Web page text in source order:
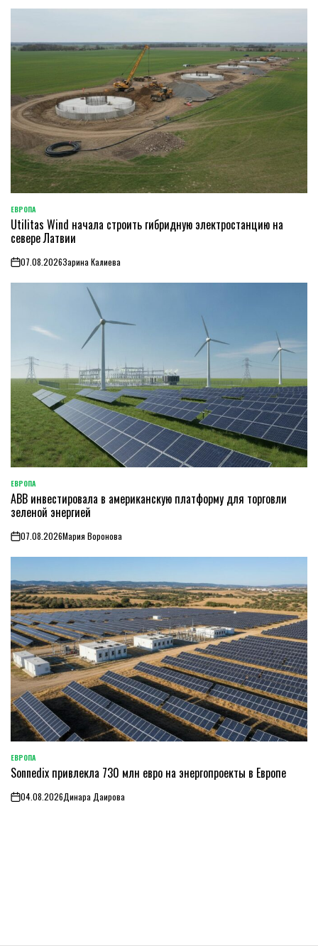
ОПУБЛИКОВАНО
ЕВРОПА
Utilitas Wind начала строить гибридную электростанцию на
севере Латвии
on07.08.2026Зарина Калиева
ОПУБЛИКОВАНО
В
ЕВРОПА
ABB инвестировала в американскую платформу для торговли
зеленой энергией
on07.08.2026Мария Воронова
ОПУБЛИКОВАНО
В
ЕВРОПА
Sonnedix привлекла 730 млн евро на энергопроекты в Европе
on04.08.2026Динара Даирова